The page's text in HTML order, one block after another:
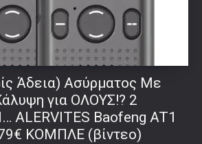
Άδεια) Ασύρματος Με
για ΟΛΟΥΣ!? 2
ALERVITES Baofeng AT1
ΚΟΜΠΛΕ (βίντεο)